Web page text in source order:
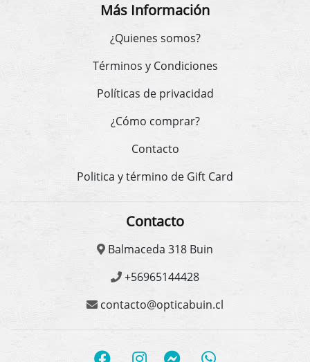
Más Información
¿Quienes somos?
Términos y Condiciones
Políticas de privacidad
¿Cómo comprar?
Contacto
Politica y término de Gift Card
Contacto
Balmaceda 318 Buin
+56965144428
contacto@opticabuin.cl